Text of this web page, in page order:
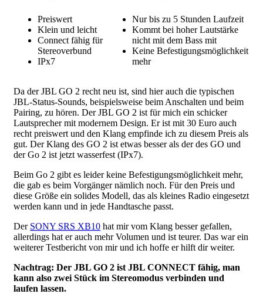
Preiswert
Klein und leicht
Connect fähig für
Stereoverbund
IPx7
Nur bis zu 5 Stunden Laufzeit
Kommt bei hoher Lautstärke
nicht mit dem Bass mit
Keine Befestigungsmöglichkeit
mehr
Da der JBL GO 2 recht neu ist, sind hier auch die typischen
JBL-Status-Sounds, beispielsweise beim Anschalten und beim
Pairing, zu hören. Der JBL GO 2 ist für mich ein schicker
Lautsprecher mit modernem Design. Er ist mit 30 Euro auch
recht preiswert und den Klang empfinde ich zu diesem Preis als
gut. Der Klang des GO 2 ist etwas besser als der des GO und
der Go 2 ist jetzt wasserfest (IPx7).
Beim Go 2 gibt es leider keine Befestigungsmöglichkeit mehr,
die gab es beim Vorgänger nämlich noch. Für den Preis und
diese Größe ein solides Modell, das als kleines Radio eingesetzt
werden kann und in jede Handtasche passt.
Der SONY SRS XB10 hat mir vom Klang besser gefallen,
allerdings hat er auch mehr Volumen und ist teurer. Das war ein
weiterer Testbericht von mir und ich hoffe er hilft dir weiter.
Nachtrag: Der JBL GO 2 ist JBL CONNECT fähig, man
kann also zwei Stück im Stereomodus verbinden und
laufen lassen.